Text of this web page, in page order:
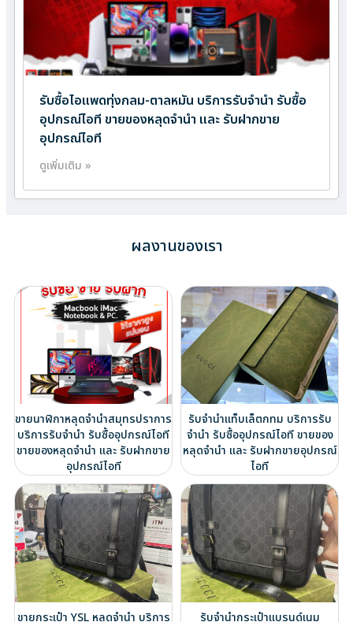
รับซื้อไอแพดทุ่งกลม-ตาลหมัน บริการรับจำนำ รับซื้อ
อุปกรณ์ไอที ขายของหลุดจำนำ และ รับฝากขาย
อุปกรณ์ไอที
ดูเพิ่มเติม »
ผลงานของเรา
ขายนาฬิกาหลุดจำนำสมุทรปราการ
บริการรับจำนำ รับซื้ออุปกรณ์ไอที
ขายของหลุดจำนำ และ รับฝากขาย
อุปกรณ์ไอที
รับจำนำแท็บเล็ตกทม บริการรับ
จำนำ รับซื้ออุปกรณ์ไอที ขายของ
หลุดจำนำ และ รับฝากขายอุปกรณ์
ไอที
ขายกระเป๋า YSL หลุดจำนำ บริการ
รับจำนำกระเป๋าแบรนด์เนม